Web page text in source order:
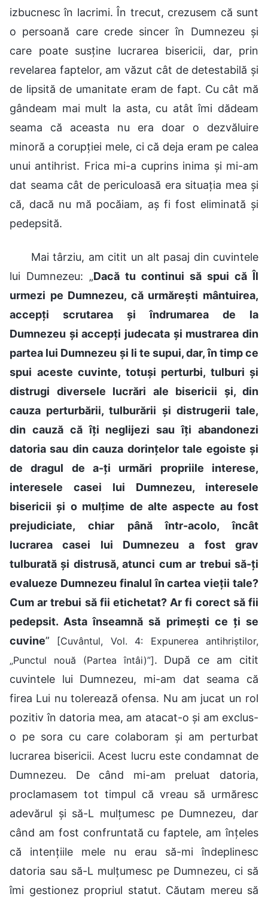
izbucnesc în lacrimi. În trecut, crezusem că sunt
o persoană care crede sincer în Dumnezeu și
care poate susține lucrarea bisericii, dar, prin
revelarea faptelor, am văzut cât de detestabilă și
de lipsită de umanitate eram de fapt. Cu cât mă
gândeam mai mult la asta, cu atât îmi dădeam
seama că aceasta nu era doar o dezvăluire
minoră a corupției mele, ci că deja eram pe calea
unui antihrist. Frica mi-a cuprins inima și mi-am
dat seama cât de periculoasă era situația mea și
că, dacă nu mă pocăiam, aș fi fost eliminată și
pedepsită.
Mai târziu, am citit un alt pasaj din cuvintele
lui Dumnezeu: „Dacă tu continui să spui că Îl
urmezi pe Dumnezeu, că urmărești mântuirea,
accepți scrutarea și îndrumarea de la
Dumnezeu și accepți judecata și mustrarea din
partea lui Dumnezeu și li te supui, dar, în timp ce
spui aceste cuvinte, totuși perturbi, tulburi și
distrugi diversele lucrări ale bisericii și, din
cauza perturbării, tulburării și distrugerii tale,
din cauză că îți neglijezi sau îți abandonezi
datoria sau din cauza dorințelor tale egoiste și
de dragul de a-ți urmări propriile interese,
interesele casei lui Dumnezeu, interesele
bisericii și o mulțime de alte aspecte au fost
prejudiciate, chiar până într-acolo, încât
lucrarea casei lui Dumnezeu a fost grav
tulburată și distrusă, atunci cum ar trebui să-ți
evalueze Dumnezeu finalul în cartea vieții tale?
Cum ar trebui să fii etichetat? Ar fi corect să fii
pedepsit. Asta înseamnă să primești ce ți se
cuvine” [Cuvântul, Vol. 4: Expunerea antihriștilor,
„Punctul nouă (Partea întâi)”]. După ce am citit
cuvintele lui Dumnezeu, mi-am dat seama că
firea Lui nu tolerează ofensa. Nu am jucat un rol
pozitiv în datoria mea, am atacat-o și am exclus-
o pe sora cu care colaboram și am perturbat
lucrarea bisericii. Acest lucru este condamnat de
Dumnezeu. De când mi-am preluat datoria,
proclamasem tot timpul că vreau să urmăresc
adevărul și să-L mulțumesc pe Dumnezeu, dar
când am fost confruntată cu faptele, am înțeles
că intențiile mele nu erau să-mi îndeplinesc
datoria sau să-L mulțumesc pe Dumnezeu, ci să
îmi gestionez propriul statut. Căutam mereu să